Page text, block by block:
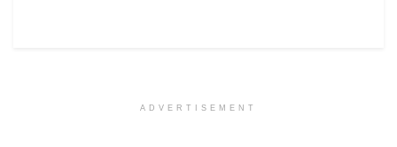
ADVERTISEMENT